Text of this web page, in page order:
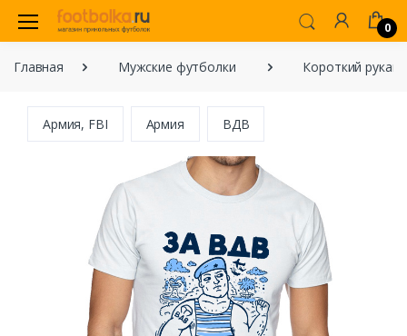
0
Главная Мужские футболки Короткий рукав
Армия, FBI Армия ВДВ